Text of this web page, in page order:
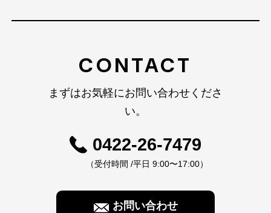
CONTACT
まずはお気軽にお問い合わせくださ
い。
0422-26-7479
（受付時間 /平日 9:00〜17:00）
お問い合わせ